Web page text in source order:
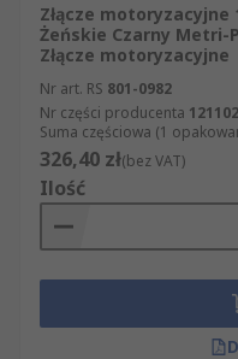
Złącza samochodowe
większości
samochody osobowe,
czy rekreacyjne.
Typowe zastosowania:
okablowanie
motocykle i
przyczepy
Złącze
Żeńskie Czarny Metri-
Złącze motoryzacyjne
Nr art. RS 801-0982
Nr części producenta
Suma częściowa (1
326,40 zł(bez VAT)
Ilość